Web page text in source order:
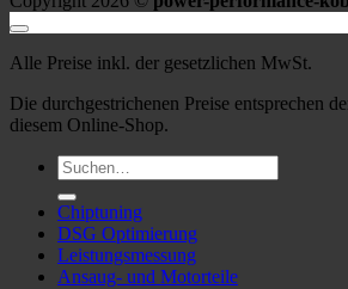
Alle Preise inkl. der gesetzlichen MwSt.
Die durchgestrichenen Preise entsprechen
diesem Online-Shop.
Suche
nach:
Chiptuning
DSG Optimierung
Leistungsmessung
Ansaug- und Motorteile